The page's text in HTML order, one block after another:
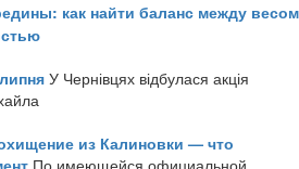
как найти баланс между весом
У Чернівцях відбулася акція
из Калиновки — что